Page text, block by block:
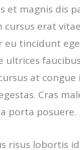
et magnis dis
cursus erat
eu tincidunt
at congue
Cras
porta
risus lobortis